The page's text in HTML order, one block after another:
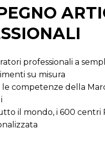
professionali a
su misura
competenze della
il mondo, i 600 centri